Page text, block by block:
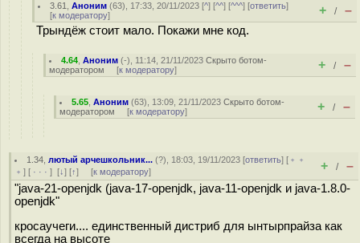
3.61 ,Аноним (63), 17:33, 20/11/2023 [^] [^^] [^^^] [ответить]
[к модератору] + / –
Трындёж стоит мало. Покажи мне код.
4.64 ,Аноним (-), 11:14, 21/11/2023Скрыто ботом-
модератором [к модератору] + / –
5.65 ,Аноним (63), 13:09, 21/11/2023Скрыто ботом-
модератором [к модератору] + / –
1.34 ,лютый арчешкольник... (?), 18:03, 19/11/2023 [ответить] [ ﹢﹢
﹢ ] [ · · · ] [↓] [↑] [к модератору] + / –
"java-21-openjdk (java-17-openjdk, java-11-openjdk и java-1.8.0-
openjdk"
кросаучеги.... единственный дистриб для ынтырпрайза как
всегда на высоте